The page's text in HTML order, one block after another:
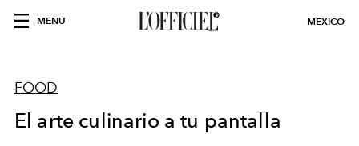
MENU MEXICO
FOOD
El arte culinario a tu pantalla